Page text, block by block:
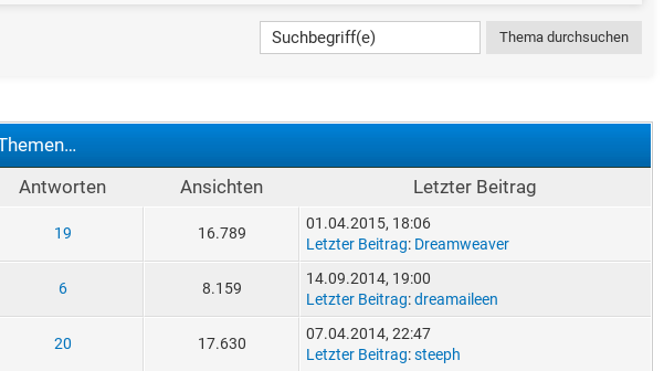
Antworten Ansichten Letzter Beitrag
19 16.789
01.04.2015, 18:06
Letzter Beitrag: Dreamweaver
6 8.159
14.09.2014, 19:00
Letzter Beitrag:dreamaileen
20 17.630
07.04.2014, 22:47
Letzter Beitrag:steeph